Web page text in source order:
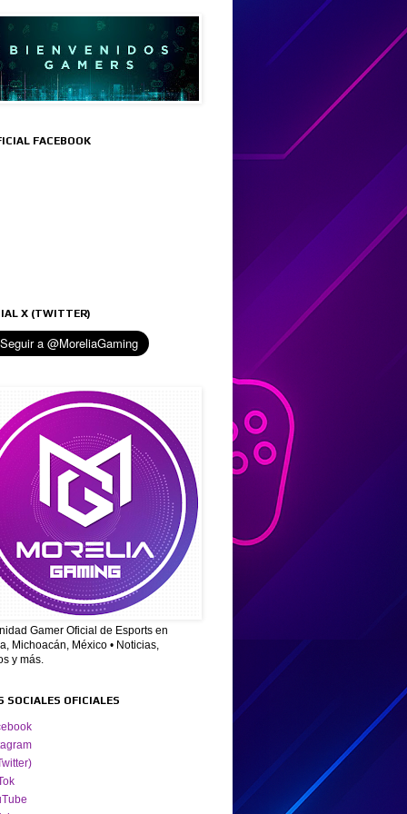
FACEBOOK
X (TWITTER)
Gamer Oficial de Esports en
Michoacán, México • Noticias,
y más.
SOCIALES OFICIALES